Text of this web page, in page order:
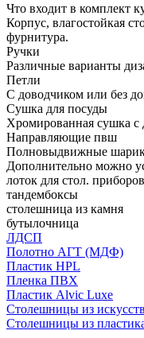
Что входит в комплект
Корпус, влагостойкая
фурнитура.
Ручки
Различные варианты
Петли
С доводчиком или без
Сушка для посуды
Хромированная сушка
Направляющие пвш
Полновыдвижные
Дополнительно можно
лоток для стол. приборов
тандембоксы
столешница из камня
бутылочница
ЛДСП
Полотно АГТ (МДФ)
Пластик HPL
Пленка ПВХ
Пластик Alvic Luxe
Столешницы из
Столешницы из